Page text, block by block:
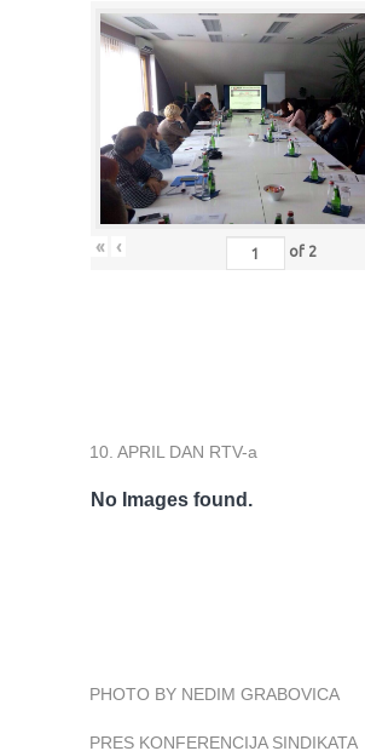
« ‹ of 2
10. APRIL DAN RTV-a
No Images found.
PHOTO BY NEDIM GRABOVICA
PRES KONFERENCIJA SINDIKATA